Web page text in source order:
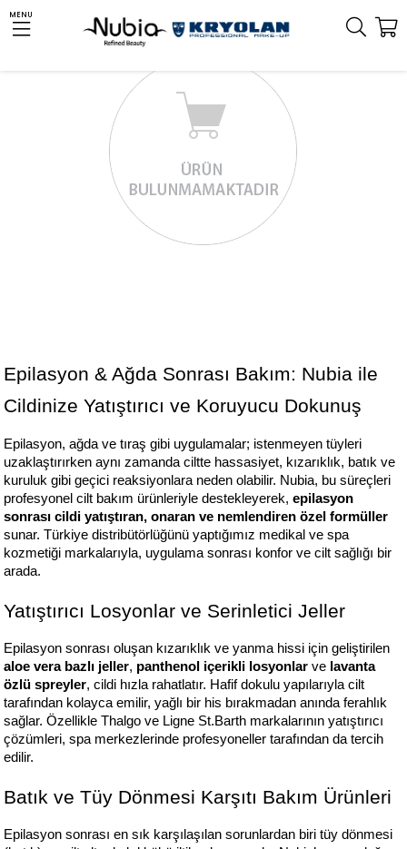
MENU
Epilasyon & Ağda Sonrası Bakım: Nubia ile
Cildinize Yatıştırıcı ve Koruyucu Dokunuş
Epilasyon, ağda ve tıraş gibi uygulamalar; istenmeyen tüyleri
uzaklaştırırken aynı zamanda ciltte hassasiyet, kızarıklık, batık ve
kuruluk gibi geçici reaksiyonlara neden olabilir. Nubia, bu süreçleri
profesyonel cilt bakım ürünleriyle destekleyerek, epilasyon
sonrası cildi yatıştıran, onaran ve nemlendiren özel formüller
sunar. Türkiye distribütörlüğünü yaptığımız medikal ve spa
kozmetiği markalarıyla, uygulama sonrası konfor ve cilt sağlığı bir
arada.
Yatıştırıcı Losyonlar ve Serinletici Jeller
aloe vera bazlı jeller, panthenol içerikli losyonlar ve lavanta
özlü spreyler, cildi hızla rahatlatır. Hafif dokulu yapılarıyla cilt
tarafından kolayca emilir, yağlı bir his bırakmadan anında ferahlık
sağlar. Özellikle Thalgo ve Ligne St.Barth markalarının yatıştırıcı
çözümleri, spa merkezlerinde profesyoneller tarafından da tercih
edilir.
Batık ve Tüy Dönmesi Karşıtı Bakım Ürünleri
Epilasyon sonrası en sık karşılaşılan sorunlardan biri tüy dönmesi